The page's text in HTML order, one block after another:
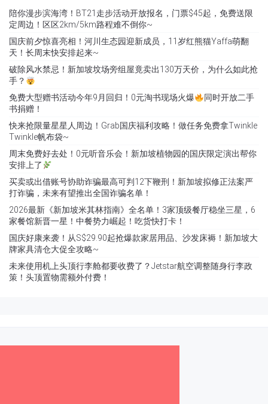
陪你漫步滨海湾！BT21走步活动开放报名，门票$45起，免费送限
定周边！区区2km/5km路程难不倒你~
国庆前夕惊喜亮相！河川生态园迎新成员，11岁红熊猫Yaffa萌翻
天！长周末快安排起来~
破除风水禁忌！新加坡坟场旁组屋竟卖出130万天价，为什么如此抢
手？
免费大型赠书活动今年9月回归！0元淘书现场火爆
同时开放二手
书捐赠！
快来抢限量星星人周边！Grab国庆福利攻略！做任务免费拿Twinkle
Twinkle帆布袋~
周末免费好去处！0元听音乐会！新加坡植物园的国庆限定演出帮你
安排上了
买卖或出借账号协助诈骗最高可判12下鞭刑！新加坡拟修正法案严
打诈骗，未来有望推出全国诈骗名单！
2026最新《新加坡米其林指南》全名单！3家顶级餐厅稳坐三星，6
家餐馆新晋一星！中餐势力崛起！吃货快打卡！
国庆好康来袭！从S$29.90起抢爆款家居用品、沙发床褥！新加坡大
牌家具清仓大促全攻略~
未来使用机上头顶行李舱都要收费了？Jetstar航空调整随身行李政
策！头顶置物需额外付费！